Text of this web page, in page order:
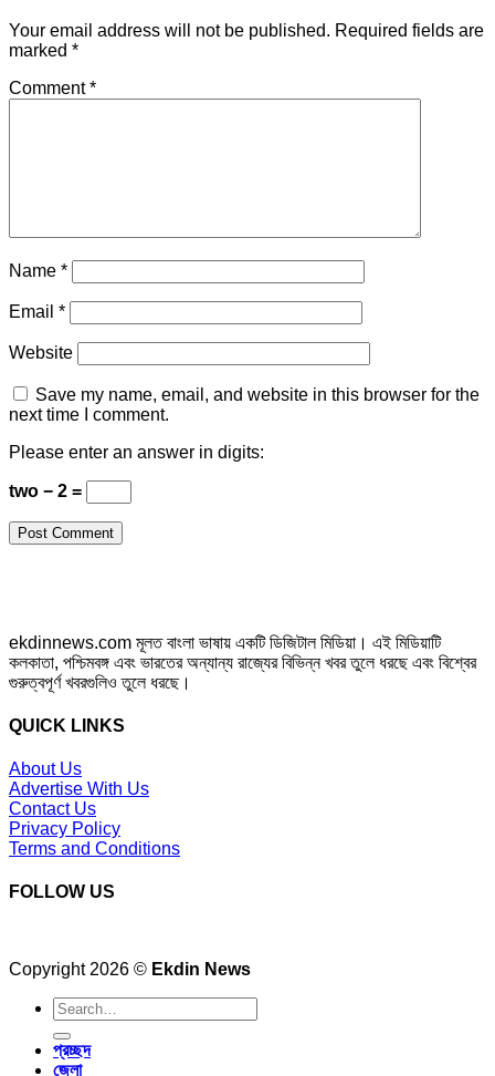
Your email address will not be published. Required fields are
marked *
Comment*
Name *
Email *
Website
Save my name, email, and website in this browser for the
next time I comment.
Please enter an answer in digits:
two − 2 =
ekdinnews.com মূলত বাংলা ভাষায় একটি ডিজিটাল মিডিয়া। এই মিডিয়াটি
কলকাতা, পশ্চিমবঙ্গ এবং ভারতের অন্যান্য রাজ্যের বিভিন্ন খবর তুলে ধরছে এবং বিশ্বের
গুরুত্বপূর্ণ খবরগুলিও তুলে ধরছে।
QUICK LINKS
About Us
Advertise With Us
Contact Us
Privacy Policy
Terms and Conditions
FOLLOW US
Copyright 2026 © Ekdin News
প্রচ্ছদ
জেলা